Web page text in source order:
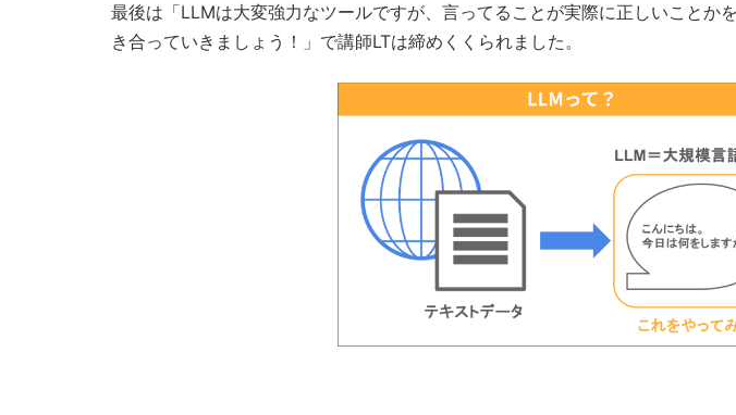
最後は「LLMは大変強力なツールですが、言ってることが実際に正しいことか
き合っていきましょう！」で講師LTは締めくくられました。